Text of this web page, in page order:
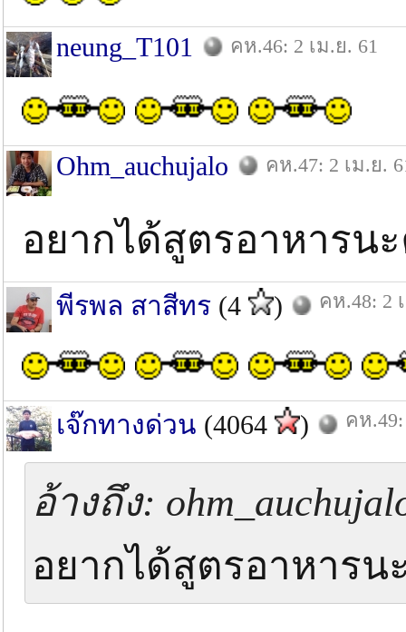
neung_T101 คห.46: 2 เม.ย. 61
Ohm_auchujalo คห.47: 2 เม.ย.
อยากได้สูตรอาหารน
พีรพล สาสีทร (4 ) คห.48: 2
เจ๊กทางด่วน (4064 ) คห.49:
อ้างถึง:
อยากได้สูตรอาหาร